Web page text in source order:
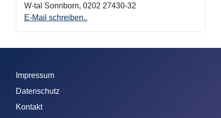
W-tal Sonnborn, 0202 27430-32
E-Mail schreiben..
Impressum
Datenschutz
Kontakt